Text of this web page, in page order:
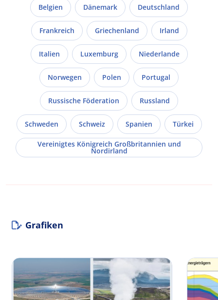
Belgien Dänemark Deutschland
Frankreich Griechenland Irland
Italien Luxemburg Niederlande
Norwegen Polen Portugal
Russische Föderation Russland
Schweden Schweiz Spanien Türkei
Vereinigtes Königreich Großbritannien und
Nordirland
Grafiken